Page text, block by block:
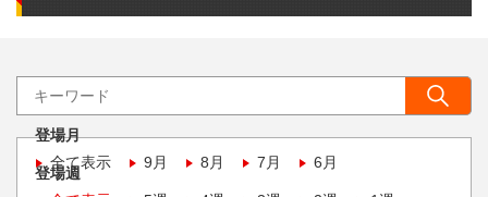
登場月
全て表示
9月 8月 7月 6月
登場週